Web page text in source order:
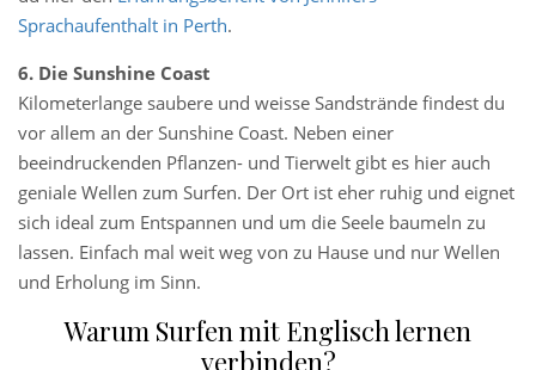
Sprachaufenthalt in Perth.
6. Die Sunshine Coast
Kilometerlange saubere und weisse Sandstrände findest du
vor allem an der Sunshine Coast. Neben einer
beeindruckenden Pflanzen- und Tierwelt gibt es hier auch
geniale Wellen zum Surfen. Der Ort ist eher ruhig und eignet
sich ideal zum Entspannen und um die Seele baumeln zu
lassen. Einfach mal weit weg von zu Hause und nur Wellen
und Erholung im Sinn.
Warum Surfen mit Englisch lernen
verbinden?